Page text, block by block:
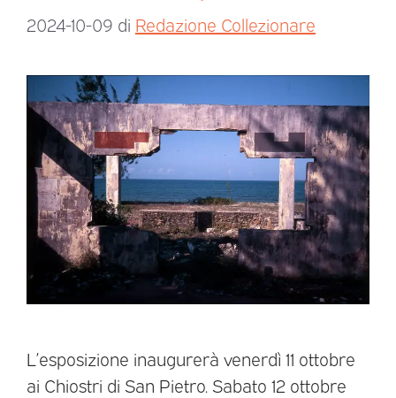
2024-10-09 di Redazione Collezionare
L’esposizione inaugurerà venerdì 11 ottobre
ai Chiostri di San Pietro. Sabato 12 ottobre